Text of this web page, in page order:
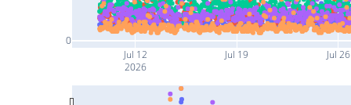
Jul 12
2026
Jul 19 Jul 26
0